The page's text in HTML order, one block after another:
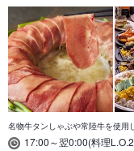
名物牛タンしゃぶや常陸牛を使用
17:00～翌0:00(料理